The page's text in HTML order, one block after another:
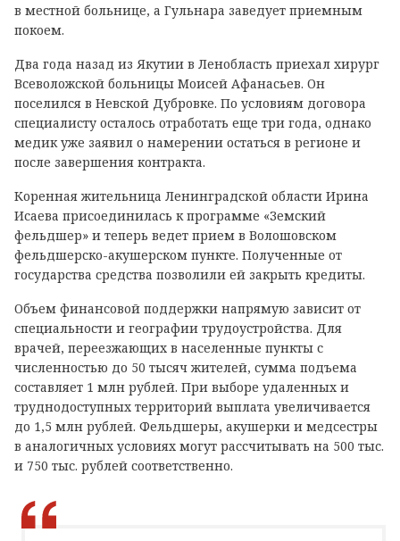
в местной больнице, а Гульнара заведует приемным
покоем.
Два года назад из Якутии в Ленобласть приехал хирург
Всеволожской больницы Моисей Афанасьев. Он
поселился в Невской Дубровке. По условиям договора
специалисту осталось отработать еще три года, однако
медик уже заявил о намерении остаться в регионе и
после завершения контракта.
Коренная жительница Ленинградской области Ирина
Исаева присоединилась к программе «Земский
фельдшер» и теперь ведет прием в Волошовском
фельдшерско-акушерском пункте. Полученные от
государства средства позволили ей закрыть кредиты.
Объем финансовой поддержки напрямую зависит от
специальности и географии трудоустройства. Для
врачей, переезжающих в населенные пункты с
численностью до 50 тысяч жителей, сумма подъема
составляет 1 млн рублей. При выборе удаленных и
труднодоступных территорий выплата увеличивается
до 1,5 млн рублей. Фельдшеры, акушерки и медсестры
в аналогичных условиях могут рассчитывать на 500 тыс.
и 750 тыс. рублей соответственно.